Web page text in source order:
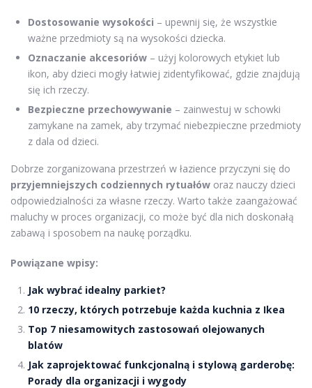
Dostosowanie wysokości – upewnij się, że wszystkie
ważne przedmioty są na wysokości dziecka.
Oznaczanie akcesoriów – użyj kolorowych etykiet lub
ikon, aby dzieci mogły łatwiej zidentyfikować, gdzie znajdują
się ich rzeczy.
Bezpieczne przechowywanie – zainwestuj w schowki
zamykane na zamek, aby trzymać niebezpieczne przedmioty
z dala od dzieci.
Dobrze zorganizowana przestrzeń w łazience przyczyni się do
przyjemniejszych codziennych rytuałów oraz nauczy dzieci
odpowiedzialności za własne rzeczy. Warto także zaangażować
maluchy w proces organizacji, co może być dla nich doskonałą
zabawą i sposobem na naukę porządku.
Powiązane wpisy:
Jak wybrać idealny parkiet?
10 rzeczy, których potrzebuje każda kuchnia z Ikea
Top 7 niesamowitych zastosowań olejowanych
blatów
Jak zaprojektować funkcjonalną i stylową garderobę:
Porady dla organizacji i wygody